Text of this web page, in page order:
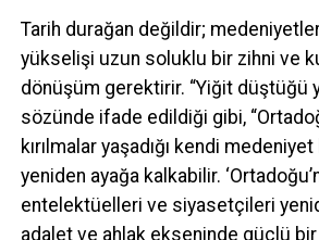
Tarih durağan değildir;
yükselişi uzun soluklu bir zihni ve
dönüşüm gerektirir. “Yiğit düştüğü
sözünde ifade edildiği gibi,
kırılmalar yaşadığı kendi
yeniden ayağa kalkabilir.
entelektüelleri ve siyasetçileri
adalet ve ahlak ekseninde güçlü bir